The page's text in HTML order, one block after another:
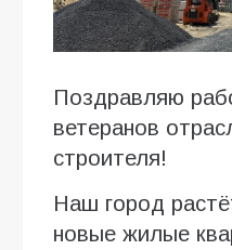
Поздравляю
ветеранов
строителя!
Наш город
новые жилые